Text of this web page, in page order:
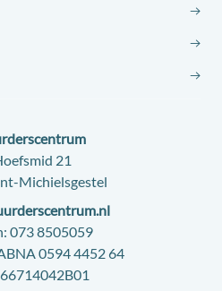
21
Michielsgestel
073 8505059
0594 4452 64